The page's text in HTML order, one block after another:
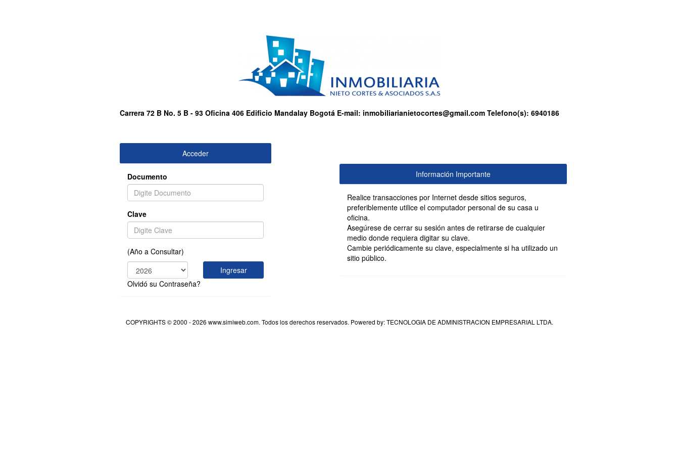
Carrera 72 B No. 5 B - 93 Oficina 406 Edificio Mandalay Bogotá E-mail: inmobiliarianietocortes@gmail.com Telefono(s): 6940186
Acceder
Documento
Clave
(Año a Consultar)
Ingresar
Olvidó su Contraseña?
Información Importante
Realice transacciones por Internet desde sitios seguros,
preferiblemente utilice el computador personal de su casa u
oficina.
Asegúrese de cerrar su sesión antes de retirarse de cualquier
medio donde requiera digitar su clave.
Cambie periódicamente su clave, especialmente si ha utilizado un
sitio público.
COPYRIGHTS © 2000 - 2026 www.simiweb.com. Todos los derechos reservados. Powered by: TECNOLOGIA DE ADMINISTRACION EMPRESARIAL LTDA.